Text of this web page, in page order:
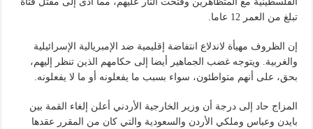
تبلغ من العمر 12 عاما.
إن الظروف مهيأة لاندلاع انتفاضة إقليمية ضد الإمبريالية الإسرائيلية
والغربية. ويتوجه غضب الجماهير أيضا إلى حكامهم الذين تنظر إليهم،
بحق، على أنهم متواطئون، سواء بسبب ما يفعلونه أو ما لا يفعلونه.
المزاج حاد إلى درجة أن وزير الخارجية الأردني أعلن إلغاء القمة بين
بايدن وعباس وملكي الأردن والسعودية والتي كان من المقرر عقدها